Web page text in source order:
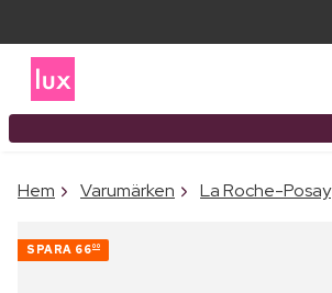
Hem Varumärken La Roche-Posay
SPARA 6600